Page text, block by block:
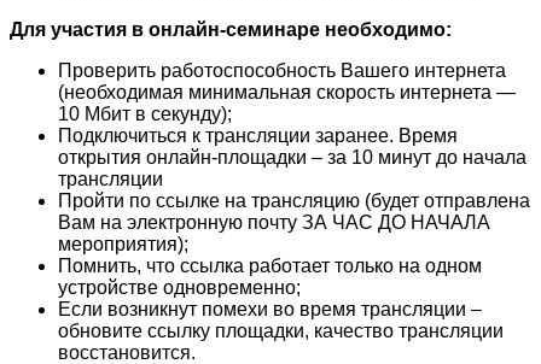
Для участия в онлайн-семинаре необходимо:
Проверить работоспособность Вашего интернета
(необходимая минимальная скорость интернета —
10 Мбит в секунду);
Подключиться к трансляции заранее. Время
открытия онлайн-площадки – за 10 минут до начала
трансляции
Пройти по ссылке на трансляцию (будет отправлена
Вам на электронную почту ЗА ЧАС ДО НАЧАЛА
мероприятия);
Помнить, что ссылка работает только на одном
устройстве одновременно;
Если возникнут помехи во время трансляции –
обновите ссылку площадки, качество трансляции
восстановится.